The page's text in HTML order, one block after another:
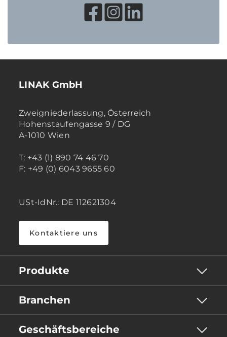
LINAK GmbH
Zweigniederlassung, Österreich
Hohenstaufengasse 9 / DG
A-1010 Wien
T: +43 (1) 890 74 46 70
F: +49 (0) 6043 9655 60
USt-IdNr.: DE 112621304
Kontaktiere uns
Produkte
Branchen
Geschäftsbereiche